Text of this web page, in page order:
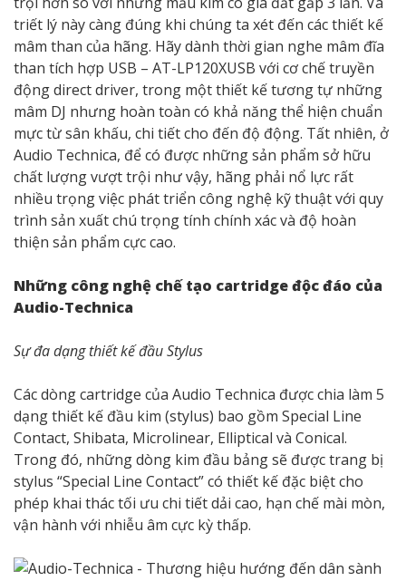
triết lý này càng đúng khi chúng ta xét đến các thiết kế
mâm than của hãng. Hãy dành thời gian nghe mâm đĩa
than tích hợp USB – AT-LP120XUSB với cơ chế truyền
động direct driver, trong một thiết kế tương tự những
mâm DJ nhưng hoàn toàn có khả năng thể hiện chuẩn
mực từ sân khấu, chi tiết cho đến độ động. Tất nhiên, ở
Audio Technica, để có được những sản phẩm sở hữu
chất lượng vượt trội như vậy, hãng phải nổ lực rất
nhiều trọng việc phát triển công nghệ kỹ thuật với quy
trình sản xuất chú trọng tính chính xác và độ hoàn
thiện sản phẩm cực cao.
Những công nghệ chế tạo cartridge độc đáo của
Audio-Technica
Sự đa dạng thiết kế đầu Stylus
Các dòng cartridge của Audio Technica được chia làm 5
dạng thiết kế đầu kim (stylus) bao gồm Special Line
Contact, Shibata, Microlinear, Elliptical và Conical.
Trong đó, những dòng kim đầu bảng sẽ được trang bị
stylus “Special Line Contact” có thiết kế đặc biệt cho
phép khai thác tối ưu chi tiết dải cao, hạn chế mài mòn,
vận hành với nhiễu âm cực kỳ thấp.